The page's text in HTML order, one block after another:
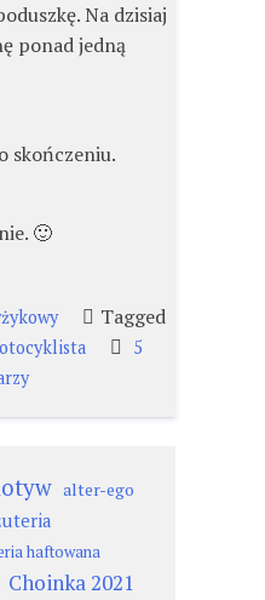
Na dzisiaj
ponad jedną
skończeniu.
🙂
Tagged
5
do
alter-ego
haftowana
Choinka 2021